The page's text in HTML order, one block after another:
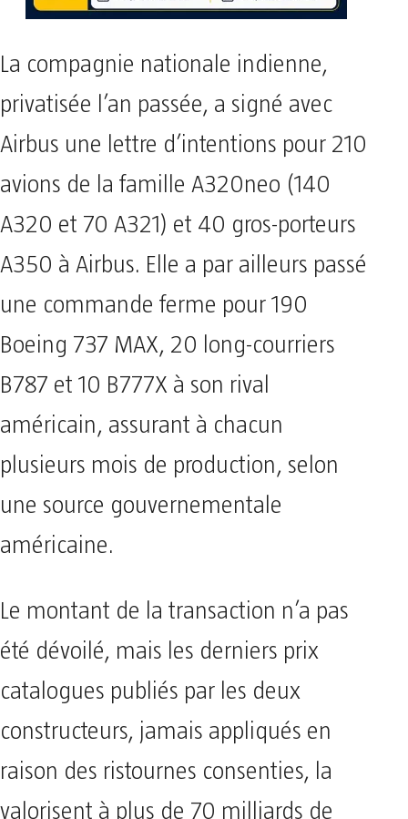
La compagnie nationale indienne,
privatisée l’an passée, a signé avec
Airbus une lettre d’intentions pour 210
avions de la famille A320neo (140
A320 et 70 A321) et 40 gros-porteurs
A350 à Airbus. Elle a par ailleurs passé
une commande ferme pour 190
Boeing 737 MAX, 20 long-courriers
B787 et 10 B777X à son rival
américain, assurant à chacun
plusieurs mois de production, selon
une source gouvernementale
américaine.
Le montant de la transaction n’a pas
été dévoilé, mais les derniers prix
catalogues publiés par les deux
constructeurs, jamais appliqués en
raison des ristournes consenties, la
valorisent à plus de 70 milliards de